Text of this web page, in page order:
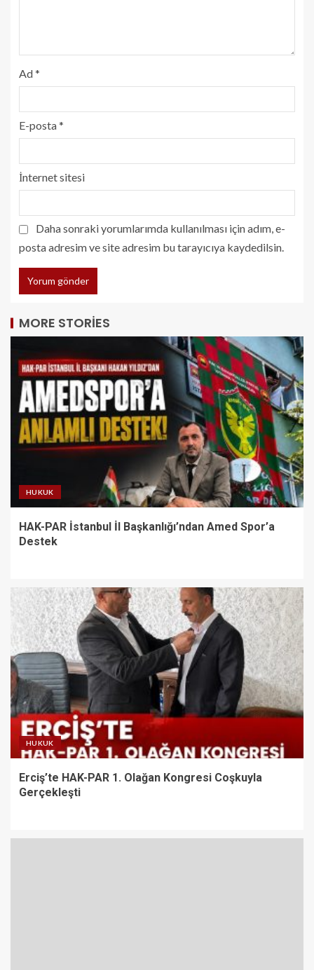
Ad*
E-posta*
İnternet sitesi
Daha sonraki yorumlarımda kullanılması için adım, e-
posta adresim ve site adresim bu tarayıcıya kaydedilsin.
MORE STORIES
HUKUK
HAK-PAR İstanbul İl Başkanlığı’ndan Amed Spor’a
Destek
HUKUK
Erciş’te HAK-PAR 1. Olağan Kongresi Coşkuyla
Gerçekleşti